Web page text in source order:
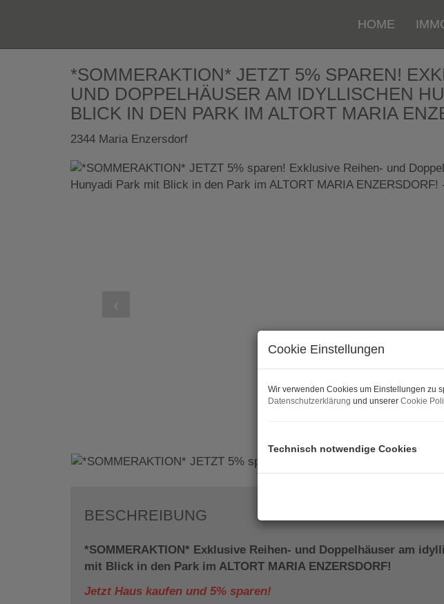
HOME
*SOMMERAKTION* JETZT 5% SPAREN!
UND DOPPELHÄUSER AM IDYLLISCHEN
BLICK IN DEN PARK IM ALTORT MARIA
2344 Maria Enzersdorf
BESCHREIBUNG
*SOMMERAKTION* Exklusive Reihen- und Doppelhäuser am
mit Blick in den Park im ALTORT MARIA ENZERSDORF!
Jetzt Haus kaufen und 5% sparen!
Cookie Einstellungen
Wir verwenden Cookies um Einstellungen zu
Datenschutzerklärung und unserer Cookie
Technisch notwendige Cookies